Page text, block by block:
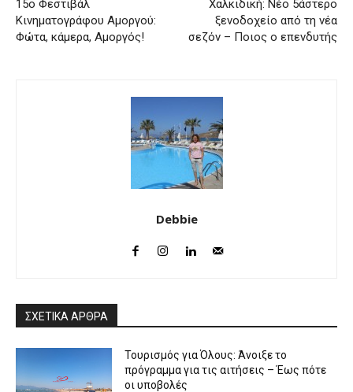
15ο Φεστιβάλ
Κινηματογράφου Αμοργού:
Φώτα, κάμερα, Αμοργός!
Χαλκιδική: Νέο 5άστερο
ξενοδοχείο από τη νέα
σεζόν – Ποιος ο επενδυτής
Debbie
ΣΧΕΤΙΚΑ ΑΡΘΡΑ
Τουρισμός για Όλους: Άνοιξε το
πρόγραμμα για τις αιτήσεις – Έως πότε
οι υποβολές